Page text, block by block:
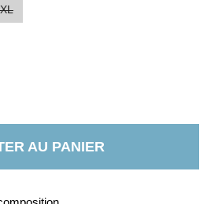
XL
AU PANIER